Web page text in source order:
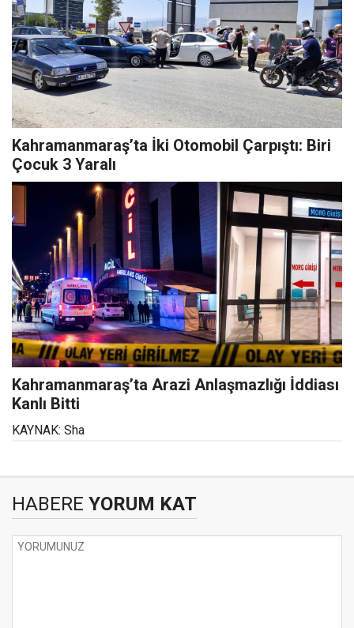
Kahramanmaraş’ta İki Otomobil Çarpıştı: Biri
Çocuk 3 Yaralı
Kahramanmaraş’ta Arazi Anlaşmazlığı İddiası
Kanlı Bitti
KAYNAK: Sha
HABERE YORUM KAT